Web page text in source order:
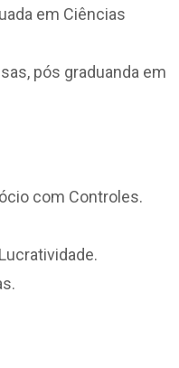
em Ciências
pós graduanda em
com Controles.